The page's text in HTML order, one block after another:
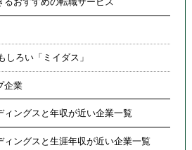
しろい「ミイダス」
企業
ィングスと年収が近い企業一覧
ィングスと生涯年収が近い企業一覧